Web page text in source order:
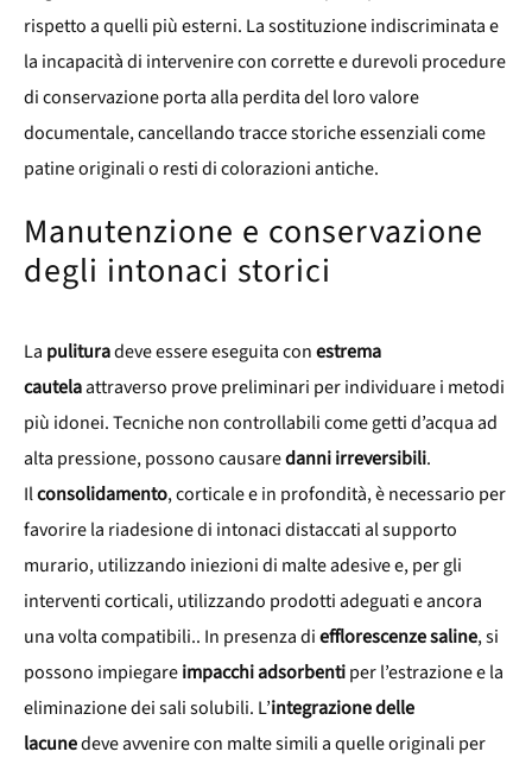
rispetto a quelli più esterni. La sostituzione indiscriminata e
la incapacità di intervenire con corrette e durevoli procedure
di conservazione porta alla perdita del loro valore
documentale, cancellando tracce storiche essenziali come
patine originali o resti di colorazioni antiche.
Manutenzione e conservazione
degli intonaci storici
La pulituradeve essere eseguita conestrema
cautelaattraverso prove preliminari per individuare i metodi
più idonei. Tecniche non controllabili come getti d’acqua ad
alta pressione, possono causaredanni irreversibili.
Ilconsolidamento, corticale e in profondità, è necessario per
favorire la riadesione di intonaci distaccati al supporto
murario, utilizzando iniezioni di malte adesive e, per gli
interventi corticali, utilizzando prodotti adeguati e ancora
una volta compatibili.. In presenza diefflorescenze saline, si
possono impiegareimpacchi adsorbentiper l’estrazione e la
eliminazione dei sali solubili. L’integrazione delle
lacunedeve avvenire con malte simili a quelle originali per